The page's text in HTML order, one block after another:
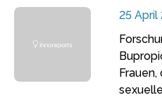
25 April